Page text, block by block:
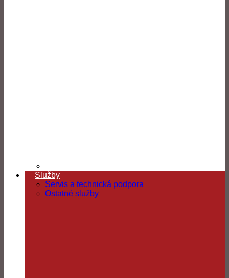
Služby
Servis a technická podpora
Ostatné služby